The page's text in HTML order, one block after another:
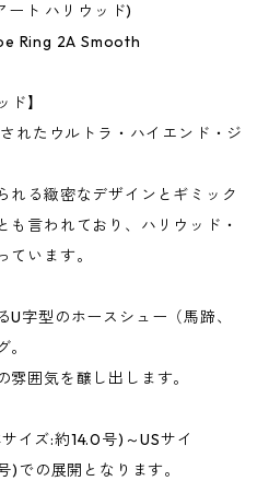
ト ハリウッド)
Ring 2A Smooth
ド】
れたウルトラ・ハイエンド・ジ
れる緻密なデザインとギミック
も言われており、ハリウッド・
います。
字型のホースシュー（馬蹄、
囲気を醸し出します。
イズ:約14.0号)～USサイ
での展開となります。